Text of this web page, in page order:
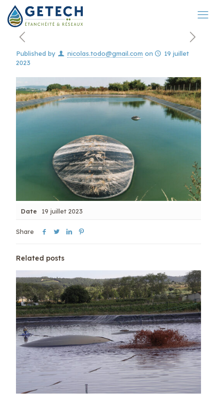
Published by nicolas.todo@gmail.com on
19 juillet
2023
Date 19 juillet 2023
Share
Related posts